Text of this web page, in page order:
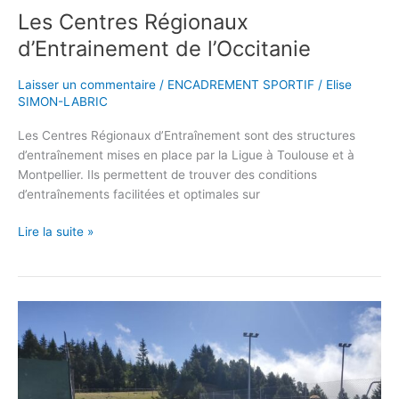
Les Centres Régionaux
d’Entrainement de l’Occitanie
Laisser un commentaire / ENCADREMENT SPORTIF / Elise
SIMON-LABRIC
Les Centres Régionaux d’Entraînement sont des structures
d’entraînement mises en place par la Ligue à Toulouse et à
Montpellier. Ils permettent de trouver des conditions
d’entraînements facilitées et optimales sur
Lire la suite »
2024-
2025
Opérations